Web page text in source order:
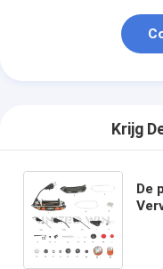
Krijg
De